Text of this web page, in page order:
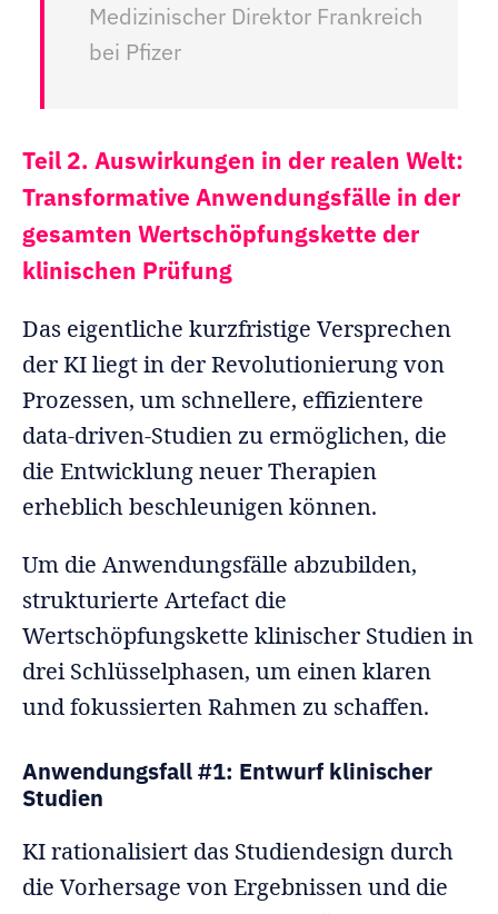
Medizinischer Direktor Frankreich
bei Pfizer
Teil 2. Auswirkungen in der realen Welt:
Transformative Anwendungsfälle in der
gesamten Wertschöpfungskette der
klinischen Prüfung
Das eigentliche kurzfristige Versprechen
der KI liegt in der Revolutionierung von
Prozessen, um schnellere, effizientere
data-driven-Studien zu ermöglichen, die
die Entwicklung neuer Therapien
erheblich beschleunigen können.
Um die Anwendungsfälle abzubilden,
strukturierte Artefact die
Wertschöpfungskette klinischer Studien in
drei Schlüsselphasen, um einen klaren
und fokussierten Rahmen zu schaffen.
Anwendungsfall #1: Entwurf klinischer
Studien
KI rationalisiert das Studiendesign durch
die Vorhersage von Ergebnissen und die